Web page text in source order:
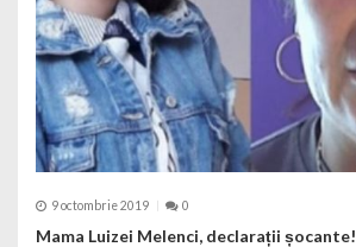
9 octombrie 2019 0
Mama Luizei Melenci, declarații șocante!